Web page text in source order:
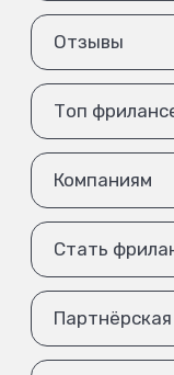
Отзывы
Топ
Компаниям
Стать